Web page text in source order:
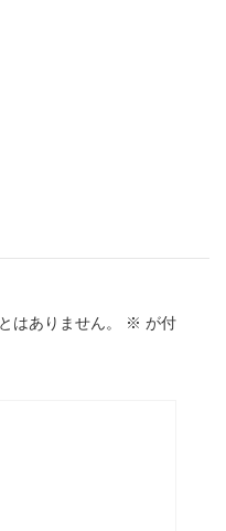
はありません。 ※ が付